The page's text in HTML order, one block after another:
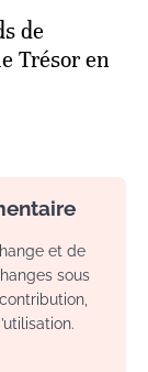
de
Trésor en
et de
sous